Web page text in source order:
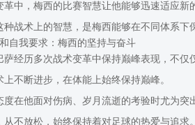
革中，梅西的比赛智慧让他能够迅速适应
种战术上的智慧，是梅西能够在不同体系下
自我要求：梅西的坚持与奋斗
萨经历多次战术变革中保持巅峰表现，不
上不断进步，在体能上始终保持巅峰。
度在他面对伤病、岁月流逝的考验时尤为
从不放松，始终保持着对足球的热爱与追求。